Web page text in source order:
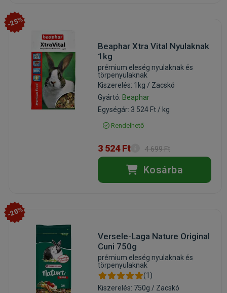
-25%
Beaphar Xtra Vital Nyulaknak
1kg
prémium eleség nyulaknak és
törpenyulaknak
Kiszerelés: 1kg / Zacskó
Gyártó: Beaphar
Egységár: 3 524 Ft / kg
Rendelhető
3 524 Ft 4 699 Ft
Kosárba
-20%
Versele-Laga Nature Original
Cuni 750g
prémium eleség nyulaknak és
törpenyulaknak
(1)
Kiszerelés: 750g / Zacskó